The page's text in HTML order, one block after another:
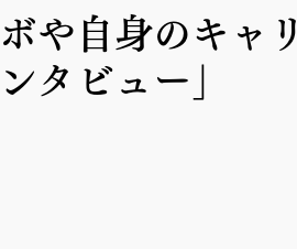
や自身のキャリ
タビュー」